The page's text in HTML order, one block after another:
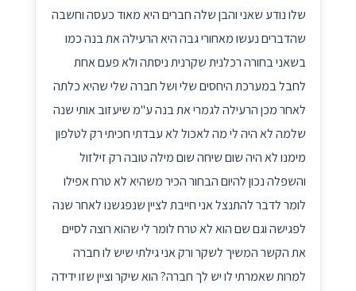
שלו נודע שאני והבן שלה חברים היא מאוד כעסה וחשבה
שהדברים נעשו מאחורי גבה היא הרעילה את בנה כמו
בשאני בחורה רכלנית שקרנית ניסתה ולא פעם אחת
לחבל במערכת היחסים שלי ושל חברה שלי שהיא כלתה
לאחר מכן הרעילה לגמרי את בנה ע"מ שיעזוב אותי שנה
שלמה לא היה לי מה לאכול לא עבדתי חכיתי רק לטלפון
מימנו לא היה שום שיחה שום מילה טובה רק זילזול
והשפלה נכון להיום הבחור הכיר משהיא לא טרח אפילו
לומר לדבר להתנצל אני חייבת לציין שנפגשנו לאחר שנה
לפגישה וגם שם הוא לא טרח לומר לי שהוא רוצה לסיים
את הקשר המשיך לשקר ורק אני גילתי שיש לו חברה
למרות שאמרתי לו יש לך חברה? הוא שיקר וציין שזו ידידה